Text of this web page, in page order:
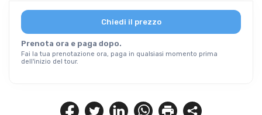
Chiedi il prezzo
Prenota ora e paga dopo.
Fai la tua prenotazione ora, paga in qualsiasi momento prima
dell'inizio del tour.